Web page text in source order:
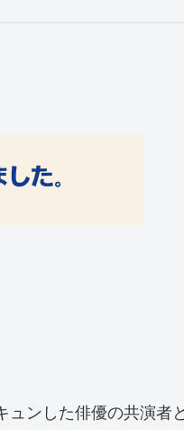
ュンした俳優の共演者